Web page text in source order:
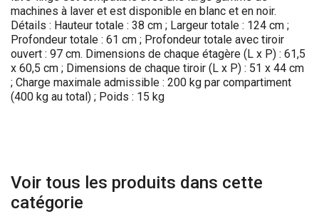
machines à laver et est disponible en blanc et en noir.
Détails : Hauteur totale : 38 cm ; Largeur totale : 124 cm ;
Profondeur totale : 61 cm ; Profondeur totale avec tiroir
ouvert : 97 cm. Dimensions de chaque étagère (L x P) : 61,5
x 60,5 cm ; Dimensions de chaque tiroir (L x P) : 51 x 44 cm
; Charge maximale admissible : 200 kg par compartiment
(400 kg au total) ; Poids : 15 kg
Voir tous les produits dans cette
catégorie